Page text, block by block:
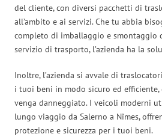
del cliente, con diversi pacchetti di
all’ambito e ai servizi. Che tu abbia
completo di imballaggio e smontaggio
servizio di trasporto, l’azienda ha la
Inoltre, l’azienda si avvale di
i tuoi beni in modo sicuro ed efficiente,
venga danneggiato. I veicoli moderni
lungo viaggio da Salerno a Nîmes,
protezione e sicurezza per i tuoi beni.